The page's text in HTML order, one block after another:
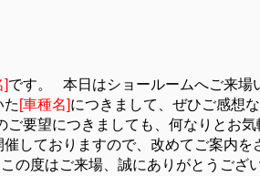
]です。 本日はショールームへご来場
た [車種名]につきまして、ぜひご感想な
ご要望につきましても、何なりとお気
しておりますので、改めてご案内を
の度はご来場、誠にありがとうござ